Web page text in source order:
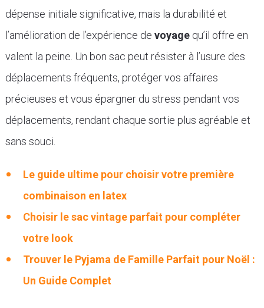
dépense initiale significative, mais la durabilité et
l’amélioration de l’expérience de voyagequ’il offre en
valent la peine. Un bon sac peut résister à l’usure des
déplacements fréquents, protéger vos affaires
précieuses et vous épargner du stress pendant vos
déplacements, rendant chaque sortie plus agréable et
sans souci.
Le guide ultime pour choisir votre première
combinaison en latex
Choisir le sac vintage parfait pour compléter
votre look
Trouver le Pyjama de Famille Parfait pour Noël :
Un Guide Complet